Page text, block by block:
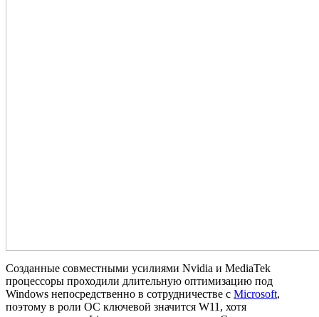
Созданные совместными усилиями Nvidia и MediaTek
процессоры проходили длительную оптимизацию под
Windows непосредственно в сотрудничестве с Microsoft,
поэтому в роли ОС ключевой значится W11, хотя